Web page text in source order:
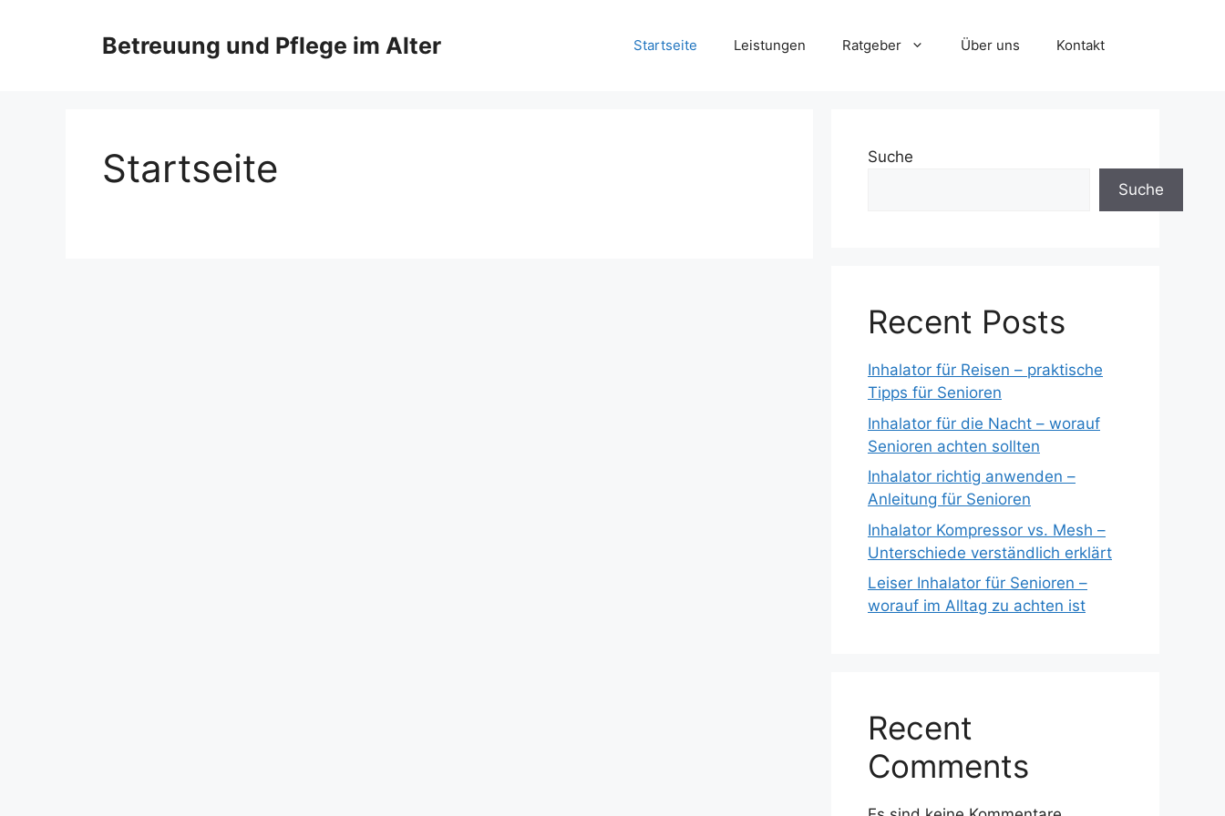
Betreuung und Pflege im Alter Startseite Leistungen Ratgeber Über uns Kontakt
Startseite
Suche
Suche
Recent Posts
Inhalator für Reisen – praktische
Tipps für Senioren
Inhalator für die Nacht – worauf
Senioren achten sollten
Inhalator richtig anwenden –
Anleitung für Senioren
Inhalator Kompressor vs. Mesh –
Unterschiede verständlich erklärt
Leiser Inhalator für Senioren –
worauf im Alltag zu achten ist
Recent
Comments